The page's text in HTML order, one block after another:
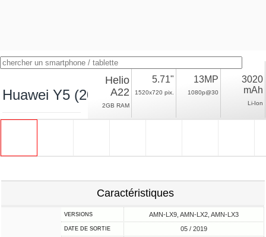
Huawei Y5 (2019)
Helio
A22
2GB RAM
5.71"
1520x720 pix.
13MP
1080p@30
3020
mAh
Li-Ion
Caractéristiques
VERSIONS AMN-LX9, AMN-LX2, AMN-LX3
DATE DE SORTIE 05 / 2019